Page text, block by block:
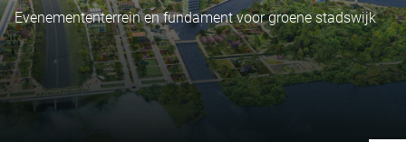
Evenemententerrein en fundament voor groene stadswijk